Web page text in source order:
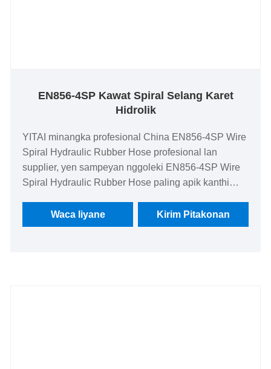
EN856-4SP Kawat Spiral Selang Karet
Hidrolik
YITAI minangka profesional China EN856-4SP Wire
Spiral Hydraulic Rubber Hose profesional lan
supplier, yen sampeyan nggoleki EN856-4SP Wire
Spiral Hydraulic Rubber Hose paling apik kanthi
ing industri hoses kanggo akèh taun. Produk kita
duwe kauntungan rega sing apik lan nutupi
Waca liyane Kirim Pitakonan